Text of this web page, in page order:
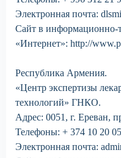
Электронная почта:
Сайт в информационно-
«Интернет»: http://
Республика Армения.
«Центр экспертизы
технологий» ГНКО.
Адрес: 0051, г. Ереван,
Телефоны: + 374 10 20
Электронная почта: